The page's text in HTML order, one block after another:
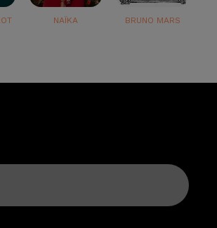
NAÏKA BRUNO MARS